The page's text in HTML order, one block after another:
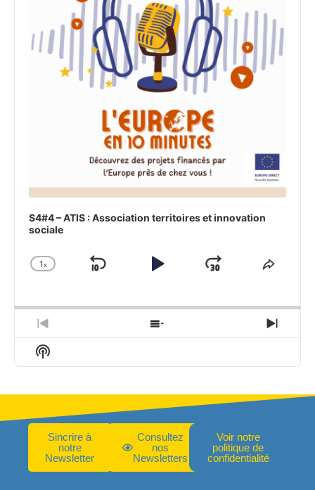
S4#4 – ATIS : Association territoires et innovation
sociale
Modifier
de
lecture
1x
Revenir
arrière
LectureSauter
avant
Episode
précédent
Afficher
la
des
Informations
Sur
Podcast
L'émission
Sincrire à
notre
Newsletter
Consultez
nos
Newsletters
Voir notre
politique de
confidentialité